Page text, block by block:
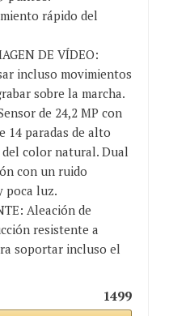
rápido del
DE VÍDEO:
incluso movimientos
sobre la marcha.
de 24,2 MP con
14 paradas de alto
del color natural. Dual
con un ruido
poca luz.
Aleación de
resistente a
soportar incluso el
1499